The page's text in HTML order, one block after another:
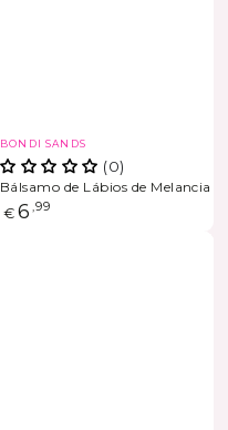
Marca
BONDI SANDS
(0)
Bálsamo de Lábios de Melancia
Preço
€ 6 ,99